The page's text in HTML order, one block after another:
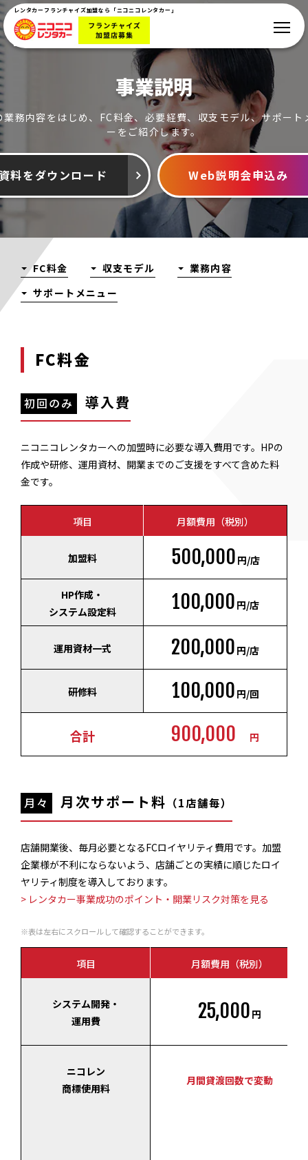
レンタカーフランチャイズ加盟なら「ニコニコレンタカー」
事業説明
業務内容をはじめ、FC料金、必要経費、収支モデル、サポート
ーをご紹介します。
料をダウンロード Web説明会申込み
FC料金 収支モデル
業務内容
サポートメニュー
FC料金
初回のみ 導入費
ニコニコレンタカーへの加盟時に必要な導入費用です。HPの
作成や研修、運用資材、開業までのご支援をすべて含めた料
金です。
項目 月額費用（税別）
加盟料 500,000 円/店
HP作成・
システム設定料
100,000 円/店
運用資材一式 200,000 円/店
研修料 100,000 円/回
合計 900,000 円
月々 月次サポート料 （1店舗毎）
店舗開業後、毎月必要となるFCロイヤリティ費用です。加盟
企業様が不利にならないよう、店舗ごとの実績に順じたロイ
ヤリティ制度を導入しております。
> レンタカー事業成功のポイント・開業リスク対策を見る
※表は左右にスクロールして確認することができます。
項目 月額費用（税別）
システム開発・
運用費
25,000 円
ニコレン
商標使用料
月間貸渡回数で変動